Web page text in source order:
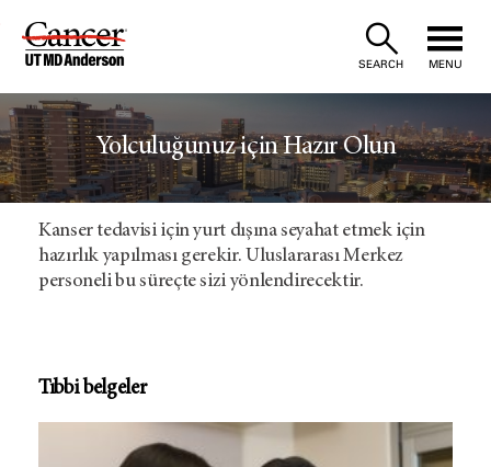
Skip
Content
SEARCH MENU
Yolculuğunuz için Hazır Olun
Kanser tedavisi için yurt dışına seyahat etmek için
hazırlık yapılması gerekir. Uluslararası Merkez
personeli bu süreçte sizi yönlendirecektir.
Tıbbi belgeler